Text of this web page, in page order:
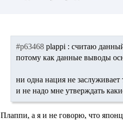
#p63468 plappi : считаю
потому как данные выводы
ни одна нация не заслуживает
и не надо мне утверждать
Плаппи, а я и не говорю, что